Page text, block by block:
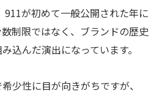
911が初めて一般公開された年に
制限ではなく、ブランドの歴史
込んだ演出になっています。
少性に目が向きがちですが、